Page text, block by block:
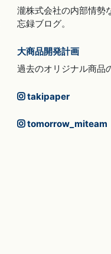
瀧株式会社の内部情勢
忘録ブログ。
大商品開発計画
過去のオリジナル商品
takipaper
tomorrow_miteam